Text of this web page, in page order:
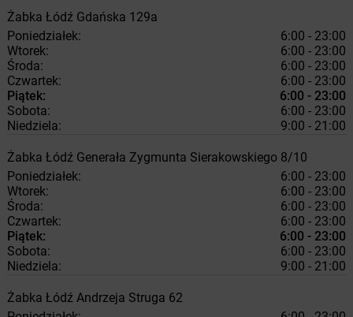
Żabka Łódź Gdańska 129a
Poniedziałek:
6:00 - 23:00
Wtorek:
6:00 - 23:00
Środa:
6:00 - 23:00
Czwartek:
6:00 - 23:00
Piątek:
6:00 - 23:00
Sobota:
6:00 - 23:00
Niedziela:
9:00 - 21:00
Żabka Łódź Generała Zygmunta Sierakowskiego 8/10
Poniedziałek:
6:00 - 23:00
Wtorek:
6:00 - 23:00
Środa:
6:00 - 23:00
Czwartek:
6:00 - 23:00
Piątek:
6:00 - 23:00
Sobota:
6:00 - 23:00
Niedziela:
9:00 - 21:00
Żabka Łódź Andrzeja Struga 62